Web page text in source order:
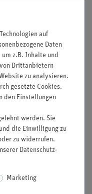
Becherglas des
ist.
SMARTsense
Ein
bis zu 40 mm
nicht an den
(12903-
auf
Daten
z.B. Inhalte und
Drittanbietern
zu analysieren.
gesetzte Cookies.
den Einstellungen
werden. Sie
die Einwilligung zu
zu widerrufen.
Daten­schutz­
Marketing